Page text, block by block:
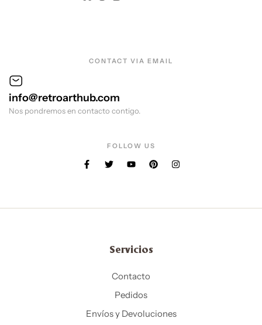
CONTACT VIA EMAIL
info@retroarthub.com
Nos pondremos en contacto contigo.
FOLLOW US
Servicios
Contacto
Pedidos
Envíos y Devoluciones